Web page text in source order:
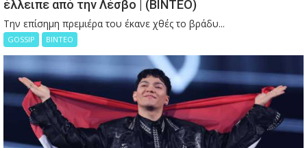
έλλειπε από την Λέσβο | (ΒΙΝΤΕΟ)
Την επίσημη πρεμιέρα του έκανε χθές το βράδυ...
GOSSIP ΒΙΝΤΕΟ